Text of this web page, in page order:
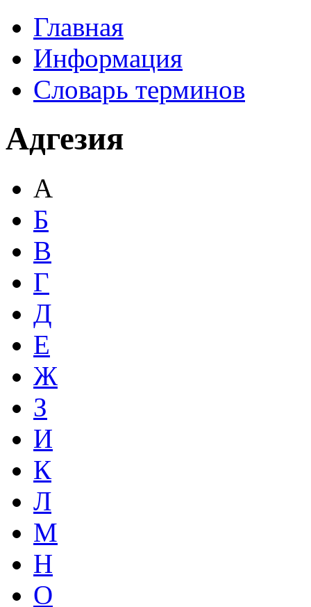
Главная
Информация
Словарь терминов
Адгезия
А
Б
В
Г
Д
Е
Ж
З
И
К
Л
М
Н
О